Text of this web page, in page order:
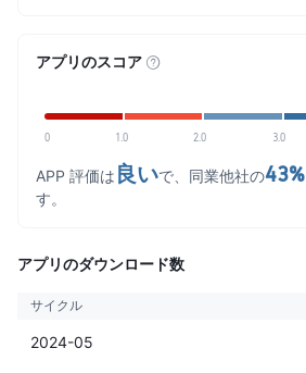
アプリのスコア
0 1.0 2.0 3.0
APP 評価は 良いで、同業他社の43%
す。
アプリのダウンロード数
サイクル
2024-05